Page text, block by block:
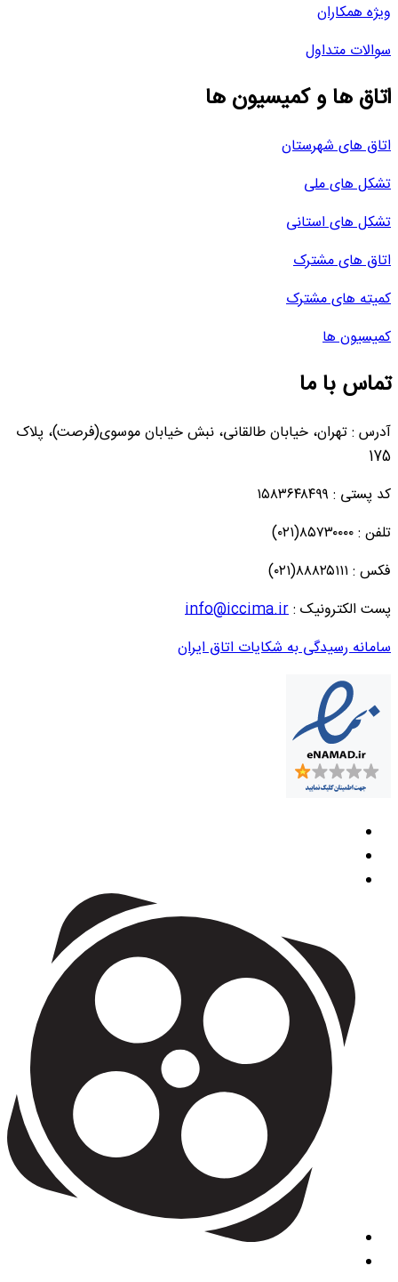
ویژه همکاران
سوالات متداول
اتاق ها و کمیسیون ها
اتاق های شهرستان
تشکل های ملی
تشکل های استانی
اتاق های مشترک
کمیته های مشترک
کمیسیون ها
تماس با ما
آدرس : تهران، خیابان طالقانی، نبش خیابان موسوی(فرصت)، پلاک
175
کد پستی : ۱۵۸۳۶۴۸۴۹۹
تلفن : ۸۵۷۳۰۰۰۰(۰۲۱)
فکس : ۸۸۸۲۵۱۱۱(۰۲۱)
پست الکترونیک :info@iccima.ir
سامانه رسیدگی به شکایات اتاق ایران